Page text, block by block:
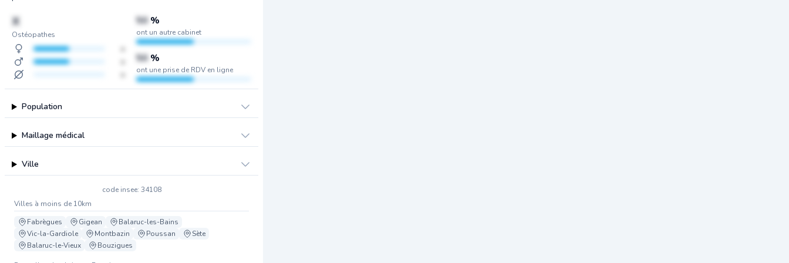
X
Ostéopathes
50 %
ont un autre cabinet
50 %
ont une prise de RDV en ligne
Population
Maillage médical
Ville
code insee: 34108
Villes à moins de 10km
Fabrègues
Gigean
Balaruc-les-Bains
Vic-la-Gardiole
Montbazin Poussan
Sète
Balaruc-le-Vieux
Bouzigues